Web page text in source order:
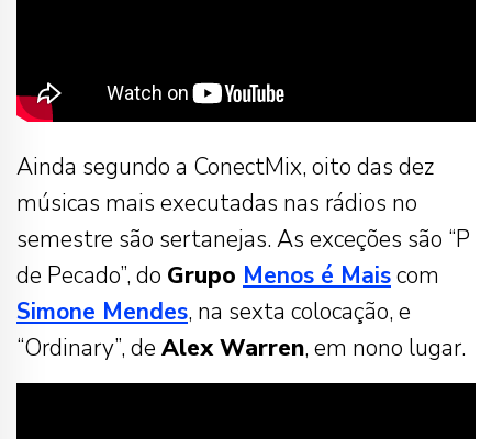
Ainda segundo a ConectMix, oito das dez
músicas mais executadas nas rádios no
semestre são sertanejas. As exceções são “P
de Pecado”, do Grupo Menos é Maiscom
Simone Mendes, na sexta colocação, e
“Ordinary”, de Alex Warren, em nono lugar.